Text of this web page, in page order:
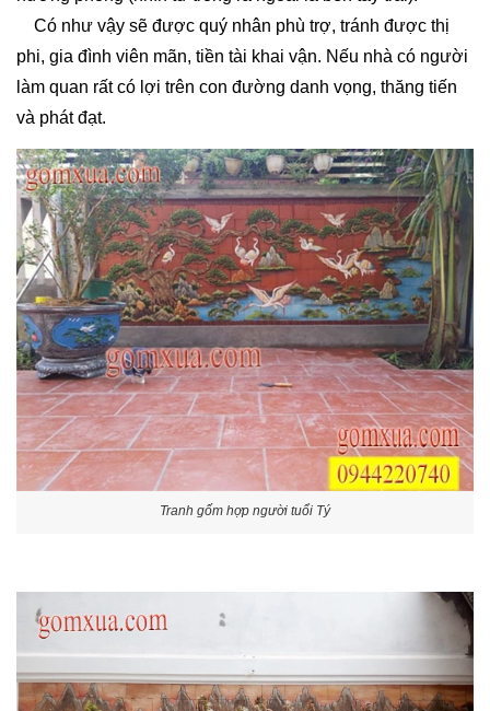
Có như vậy sẽ được quý nhân phù trợ, tránh được thị
phi, gia đình viên mãn, tiền tài khai vận. Nếu nhà có người
làm quan rất có lợi trên con đường danh vọng, thăng tiến
và phát đạt.
Tranh gốm hợp người tuổi Tý